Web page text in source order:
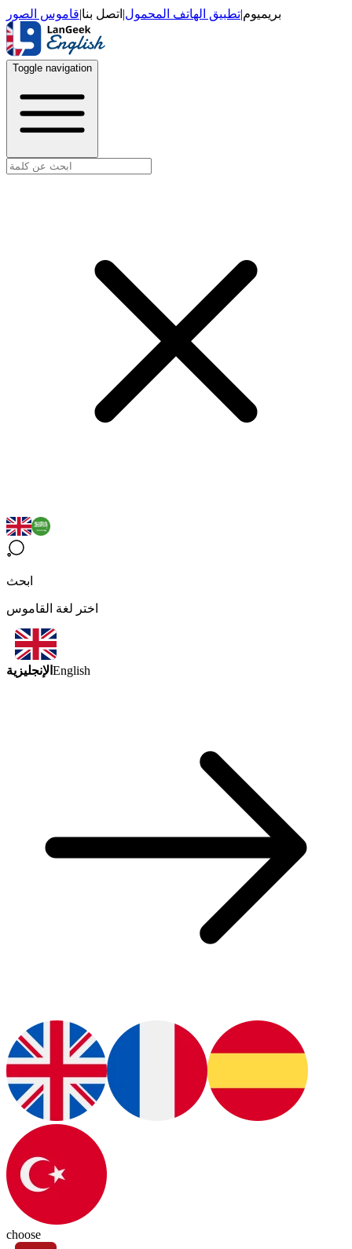
بريميوم|تطبيق الهاتف المحمول| اتصل بنا|قاموس الصور
Toggle navigation
ابحث
اختر لغة القاموس
الإنجليزية English
choose